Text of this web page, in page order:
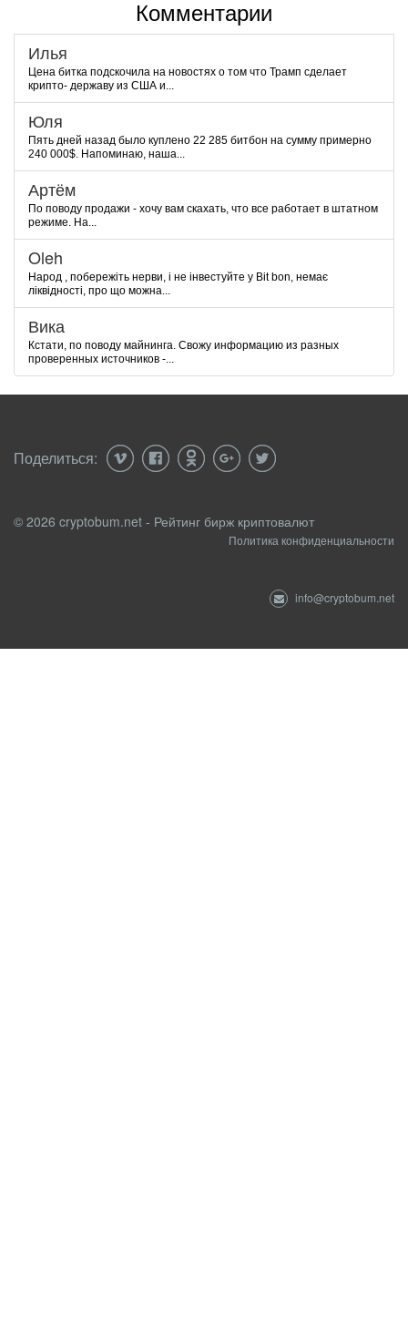
Комментарии
Илья
Цена битка подскочила на новостях о том что Трамп сделает
крипто- державу из США и...
Юля
Пять дней назад было куплено 22 285 битбон на сумму примерно
240 000$. Напоминаю, наша...
Артём
По поводу продажи - хочу вам скахать, что все работает в штатном
режиме. На...
Oleh
Народ , побережіть нерви, і не інвестуйте у Bit bon, немає
ліквідності, про що можна...
Вика
Кстати, по поводу майнинга. Свожу информацию из разных
проверенных источников -...
Поделиться:
© 2026 cryptobum.net - Рейтинг бирж криптовалют
Политика конфиденциальности
info@cryptobum.net